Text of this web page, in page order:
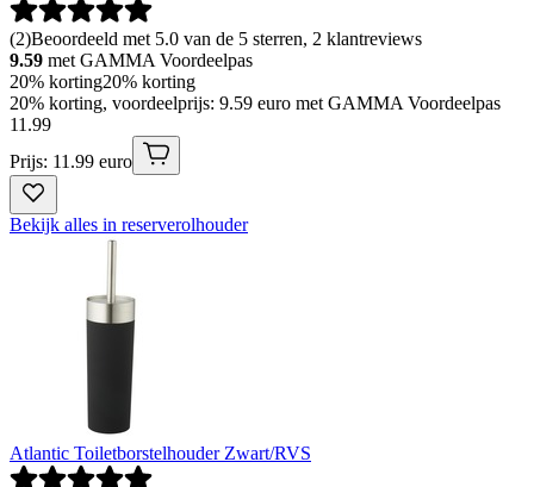
(2)Beoordeeld met 5.0 van de 5 sterren, 2 klantreviews
9.59 met GAMMA Voordeelpas
20% korting20% korting
20% korting, voordeelprijs: 9.59 euro met GAMMA Voordeelpas
11 .99
Prijs: 11.99 euro
Bekijk alles in reserverolhouder
Atlantic Toiletborstelhouder Zwart/RVS